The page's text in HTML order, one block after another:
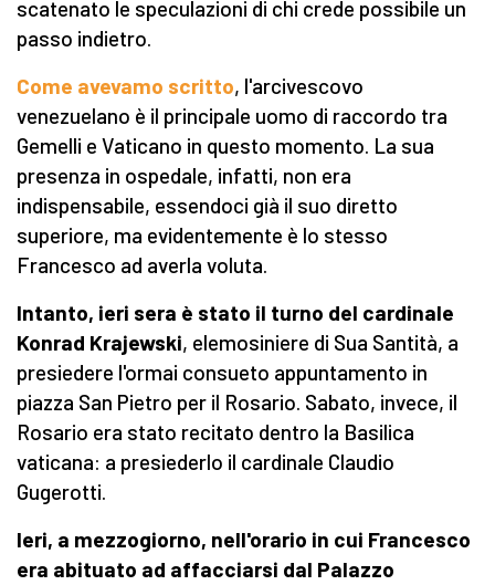
scatenato le speculazioni di chi crede possibile un
passo indietro.
Come avevamo scritto, l'arcivescovo
venezuelano è il principale uomo di raccordo tra
Gemelli e Vaticano in questo momento. La sua
presenza in ospedale, infatti, non era
indispensabile, essendoci già il suo diretto
superiore, ma evidentemente è lo stesso
Francesco ad averla voluta.
Intanto, ieri sera è stato il turno del cardinale
Konrad Krajewski, elemosiniere di Sua Santità, a
presiedere l'ormai consueto appuntamento in
piazza San Pietro per il Rosario. Sabato, invece, il
Rosario era stato recitato dentro la Basilica
vaticana: a presiederlo il cardinale Claudio
Gugerotti.
Ieri, a mezzogiorno, nell'orario in cui Francesco
era abituato ad affacciarsi dal Palazzo